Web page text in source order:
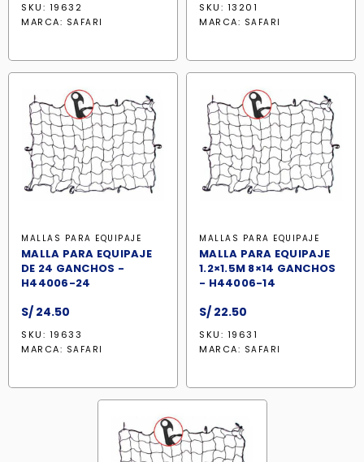
SKU: 19632
MARCA: SAFARI
SKU: 13201
MARCA: SAFARI
MALLAS PARA EQUIPAJE
MALLA PARA EQUIPAJE
DE 24 GANCHOS -
H44006-24
S/ 24.50
SKU: 19633
MARCA: SAFARI
MALLAS PARA EQUIPAJE
MALLA PARA EQUIPAJE
1.2×1.5M 8×14 GANCHOS
- H44006-14
S/ 22.50
SKU: 19631
MARCA: SAFARI